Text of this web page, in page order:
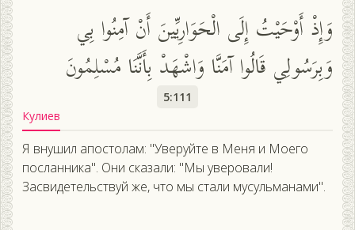
وَإِذْ أَوْحَيْتُ إِلَى الْحَوَارِيِّينَ أَنْ آمِنُوا بِي
وَبِرَسُولِي قَالُوا آمَنَّا وَاشْهَدْ بِأَنَّنَا مُسْلِمُونَ
5:111
Кулиев
Я внушил апостолам: "Уверуйте в Меня и Моего
посланника". Они сказали: "Мы уверовали!
Засвидетельствуй же, что мы стали мусульманами".